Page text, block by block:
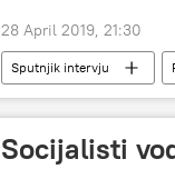
28 April 2019, 21:30
Sputnjik intervju
Socijalisti